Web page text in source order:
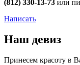
(812) 330-13-73 или
Написать
Наш девиз
Принесем красоту в